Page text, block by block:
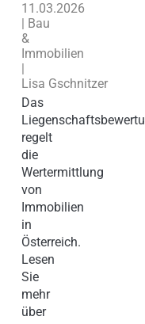
11.03.2026
| Bau
&
Immobilien
|
Lisa Gschnitzer
Das
regelt
die
Wertermittlung
von
Immobilien
in
Österreich.
Lesen
Sie
mehr
über